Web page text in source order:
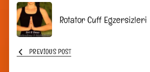
Post
Navigation
Rotator Cuff Egzersizleri
PREVIOUS POST